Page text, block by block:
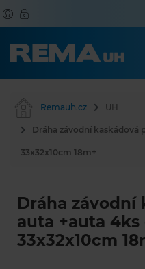
Remauh.cz UH
Dráha závodní kaskádová
33x32x10cm 18m+
Dráha závodní
auta +auta
33x32x10cm